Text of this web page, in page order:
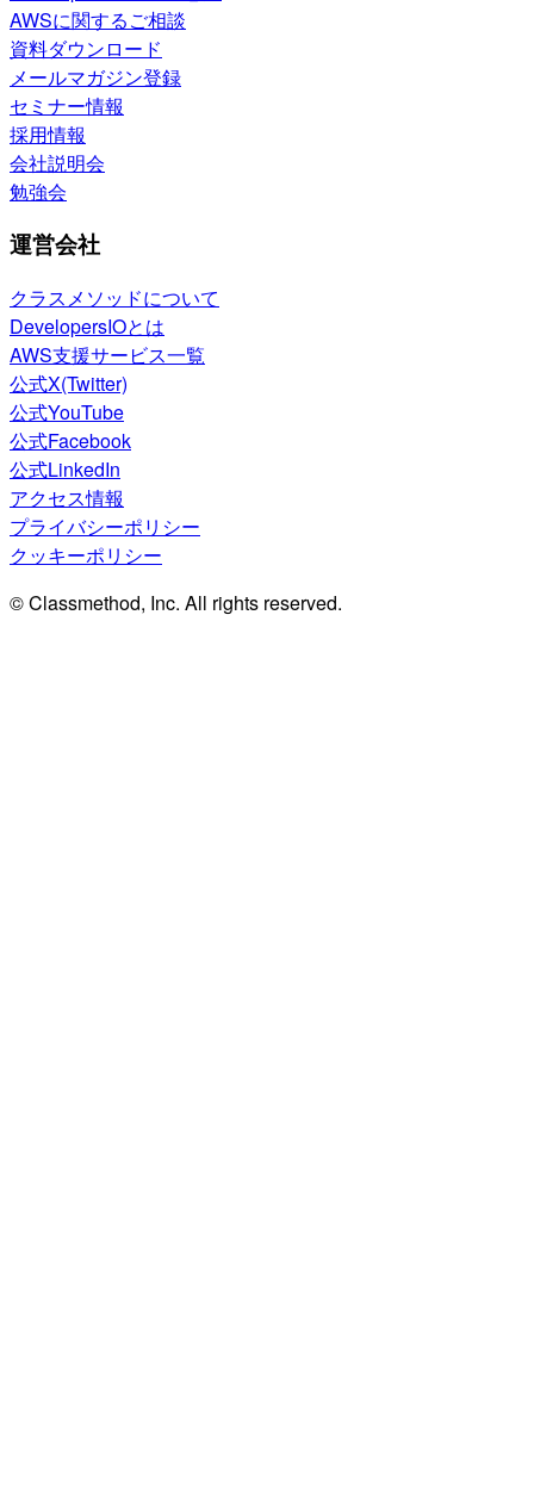
AWSに関するご相談
資料ダウンロード
メールマガジン登録
セミナー情報
採用情報
会社説明会
勉強会
運営会社
クラスメソッドについて
DevelopersIOとは
AWS支援サービス一覧
公式X(Twitter)
公式YouTube
公式Facebook
公式LinkedIn
アクセス情報
プライバシーポリシー
クッキーポリシー
© Classmethod, Inc. All rights reserved.